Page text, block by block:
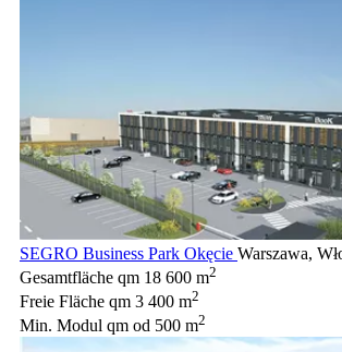
SEGRO Business Park Okęcie Warszawa,
Gesamtfläche qm 18 600 m2
Freie Fläche qm 3 400 m2
Min. Modul qm od 500 m2